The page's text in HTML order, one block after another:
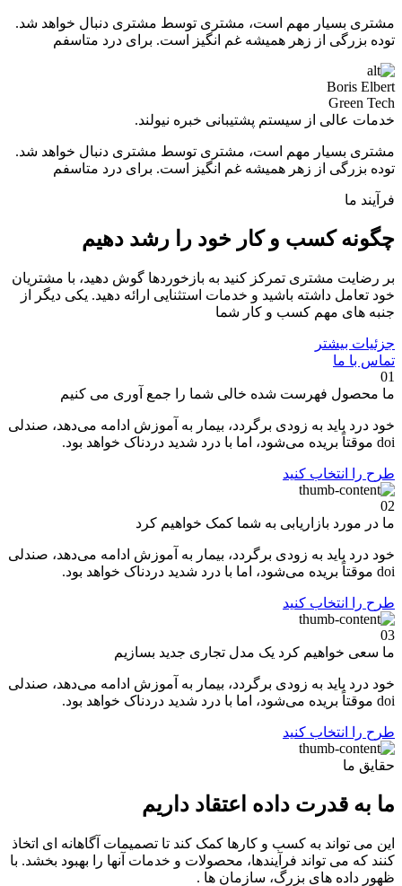
مشتری بسیار مهم است، مشتری توسط مشتری دنبال خواهد شد.
توده بزرگی از زهر همیشه غم انگیز است. برای درد متاسفم
Boris Elbert
Green Tech
خدمات عالی از سیستم پشتیبانی خبره نیولند.
مشتری بسیار مهم است، مشتری توسط مشتری دنبال خواهد شد.
توده بزرگی از زهر همیشه غم انگیز است. برای درد متاسفم
فرآیند ما
چگونه کسب و کار خود را رشد دهیم
بر رضایت مشتری تمرکز کنید به بازخوردها گوش دهید، با مشتریان
خود تعامل داشته باشید و خدمات استثنایی ارائه دهید. یکی دیگر از
جنبه های مهم کسب و کار شما
جزئیات بیشتر
تماس با ما
01
ما محصول فهرست شده خالی شما را جمع آوری می کنیم
خود درد باید به زودی برگردد، بیمار به آموزش ادامه می‌دهد، صندلی
doi موقتاً بریده می‌شود، اما با درد شدید دردناک خواهد بود.
طرح را انتخاب کنید
02
ما در مورد بازاریابی به شما کمک خواهیم کرد
خود درد باید به زودی برگردد، بیمار به آموزش ادامه می‌دهد، صندلی
doi موقتاً بریده می‌شود، اما با درد شدید دردناک خواهد بود.
طرح را انتخاب کنید
03
ما سعی خواهیم کرد یک مدل تجاری جدید بسازیم
خود درد باید به زودی برگردد، بیمار به آموزش ادامه می‌دهد، صندلی
doi موقتاً بریده می‌شود، اما با درد شدید دردناک خواهد بود.
طرح را انتخاب کنید
حقایق ما
ما به قدرت داده اعتقاد داریم
این می تواند به کسب و کارها کمک کند تا تصمیمات آگاهانه ای اتخاذ
کنند که می تواند فرآیندها، محصولات و خدمات آنها را بهبود بخشد. با
ظهور داده های بزرگ، سازمان ها .